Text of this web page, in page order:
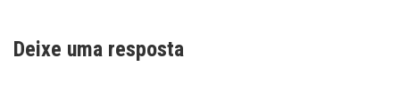
Deixe uma resposta